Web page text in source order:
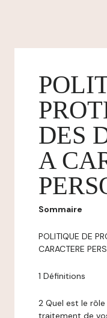
DES
A
Sommaire
POLITIQUE DE
CARACTERE
1 Définitions
2 Quel est le
traitement de